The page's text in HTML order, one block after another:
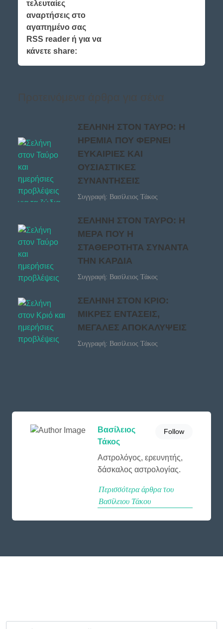
τελευταίες
αναρτήσεις στο
αγαπημένο σας
RSS reader ή για να
κάνετε share:
ΣΕΛΗΝΗ ΣΤΟΝ ΤΑΥΡΟ: Η
ΗΡΕΜΙΑ ΠΟΥ ΦΕΡΝΕΙ
ΕΥΚΑΙΡΙΕΣ ΚΑΙ
ΟΥΣΙΑΣΤΙΚΕΣ
ΣΥΝΑΝΤΗΣΕΙΣ
Συγγραφή: Βασίλειος Τάκος
ΣΕΛΗΝΗ ΣΤΟΝ ΤΑΥΡΟ: Η
ΜΕΡΑ ΠΟΥ Η
ΣΤΑΘΕΡΟΤΗΤΑ ΣΥΝΑΝΤΑ
ΤΗΝ ΚΑΡΔΙΑ
Συγγραφή: Βασίλειος Τάκος
ΣΕΛΗΝΗ ΣΤΟΝ ΚΡΙΟ:
ΜΙΚΡΕΣ ΕΝΤΑΣΕΙΣ,
ΜΕΓΑΛΕΣ ΑΠΟΚΑΛΥΨΕΙΣ
Συγγραφή: Βασίλειος Τάκος
Βασίλειος
Τάκος
Follow
Αστρολόγος, ερευνητής,
δάσκαλος αστρολογίας.
Περισσότερα άρθρα του
Βασίλειου Τάκου